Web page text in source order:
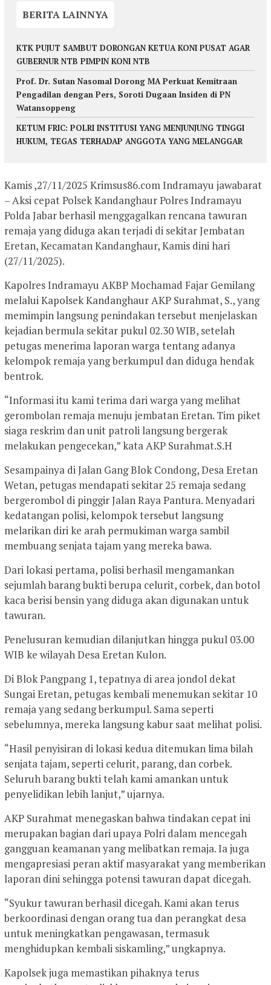
BERITA LAINNYA
KTK PUJUT SAMBUT DORONGAN KETUA KONI PUSAT AGAR
GUBERNUR NTB PIMPIN KONI NTB
Prof. Dr. Sutan Nasomal Dorong MA Perkuat Kemitraan
Pengadilan dengan Pers, Soroti Dugaan Insiden di PN
Watansoppeng
KETUM FRIC: POLRI INSTITUSI YANG MENJUNJUNG TINGGI
HUKUM, TEGAS TERHADAP ANGGOTA YANG MELANGGAR
Kamis ,27/11/2025 Krimsus86.com Indramayu jawabarat
– Aksi cepat Polsek Kandanghaur Polres Indramayu
Polda Jabar berhasil menggagalkan rencana tawuran
remaja yang diduga akan terjadi di sekitar Jembatan
Eretan, Kecamatan Kandanghaur, Kamis dini hari
(27/11/2025).
Kapolres Indramayu AKBP Mochamad Fajar Gemilang
melalui Kapolsek Kandanghaur AKP Surahmat, S., yang
memimpin langsung penindakan tersebut menjelaskan
kejadian bermula sekitar pukul 02.30 WIB, setelah
petugas menerima laporan warga tentang adanya
kelompok remaja yang berkumpul dan diduga hendak
bentrok.
“Informasi itu kami terima dari warga yang melihat
gerombolan remaja menuju jembatan Eretan. Tim piket
siaga reskrim dan unit patroli langsung bergerak
melakukan pengecekan,” kata AKP Surahmat.S.H
Sesampainya di Jalan Gang Blok Condong, Desa Eretan
Wetan, petugas mendapati sekitar 25 remaja sedang
bergerombol di pinggir Jalan Raya Pantura. Menyadari
kedatangan polisi, kelompok tersebut langsung
melarikan diri ke arah permukiman warga sambil
membuang senjata tajam yang mereka bawa.
Dari lokasi pertama, polisi berhasil mengamankan
sejumlah barang bukti berupa celurit, corbek, dan botol
kaca berisi bensin yang diduga akan digunakan untuk
tawuran.
Penelusuran kemudian dilanjutkan hingga pukul 03.00
WIB ke wilayah Desa Eretan Kulon.
Di Blok Pangpang 1, tepatnya di area jondol dekat
Sungai Eretan, petugas kembali menemukan sekitar 10
remaja yang sedang berkumpul. Sama seperti
sebelumnya, mereka langsung kabur saat melihat polisi.
“Hasil penyisiran di lokasi kedua ditemukan lima bilah
senjata tajam, seperti celurit, parang, dan corbek.
Seluruh barang bukti telah kami amankan untuk
penyelidikan lebih lanjut,” ujarnya.
AKP Surahmat menegaskan bahwa tindakan cepat ini
merupakan bagian dari upaya Polri dalam mencegah
gangguan keamanan yang melibatkan remaja. Ia juga
mengapresiasi peran aktif masyarakat yang memberikan
laporan dini sehingga potensi tawuran dapat dicegah.
“Syukur tawuran berhasil dicegah. Kami akan terus
berkoordinasi dengan orang tua dan perangkat desa
untuk meningkatkan pengawasan, termasuk
menghidupkan kembali siskamling,” ungkapnya.
Kapolsek juga memastikan pihaknya terus